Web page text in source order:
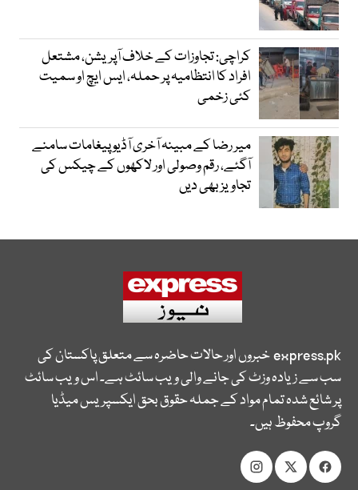
کراچی: تجاوزات کے خلاف آپریشن، مشتعل
افراد کا انتظامیہ پر حملہ، ایس ایچ او سمیت
کئی زخمی
میر رضا کے مبینہ آخری آڈیو پیغامات سامنے
آگئے، رقم وصولی اور لاکھوں کے چیکس کی
تجاویز بھی دیں
express.pkخبروں اور حالات حاضرہ سے متعلق پاکستان کی
سب سے زیادہ وزٹ کی جانے والی ویب سائٹ ہے۔ اس ویب سائٹ
پر شائع شدہ تمام مواد کے جملہ حقوق بحق ایکسپریس میڈیا
گروپ محفوظ ہیں۔